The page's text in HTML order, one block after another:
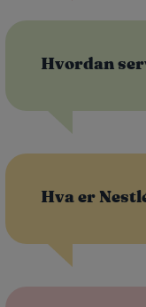
Hvordan
Hva er